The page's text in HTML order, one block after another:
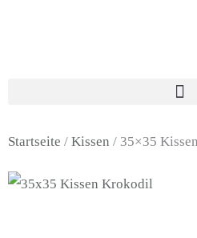
Startseite / Kissen / 35×35